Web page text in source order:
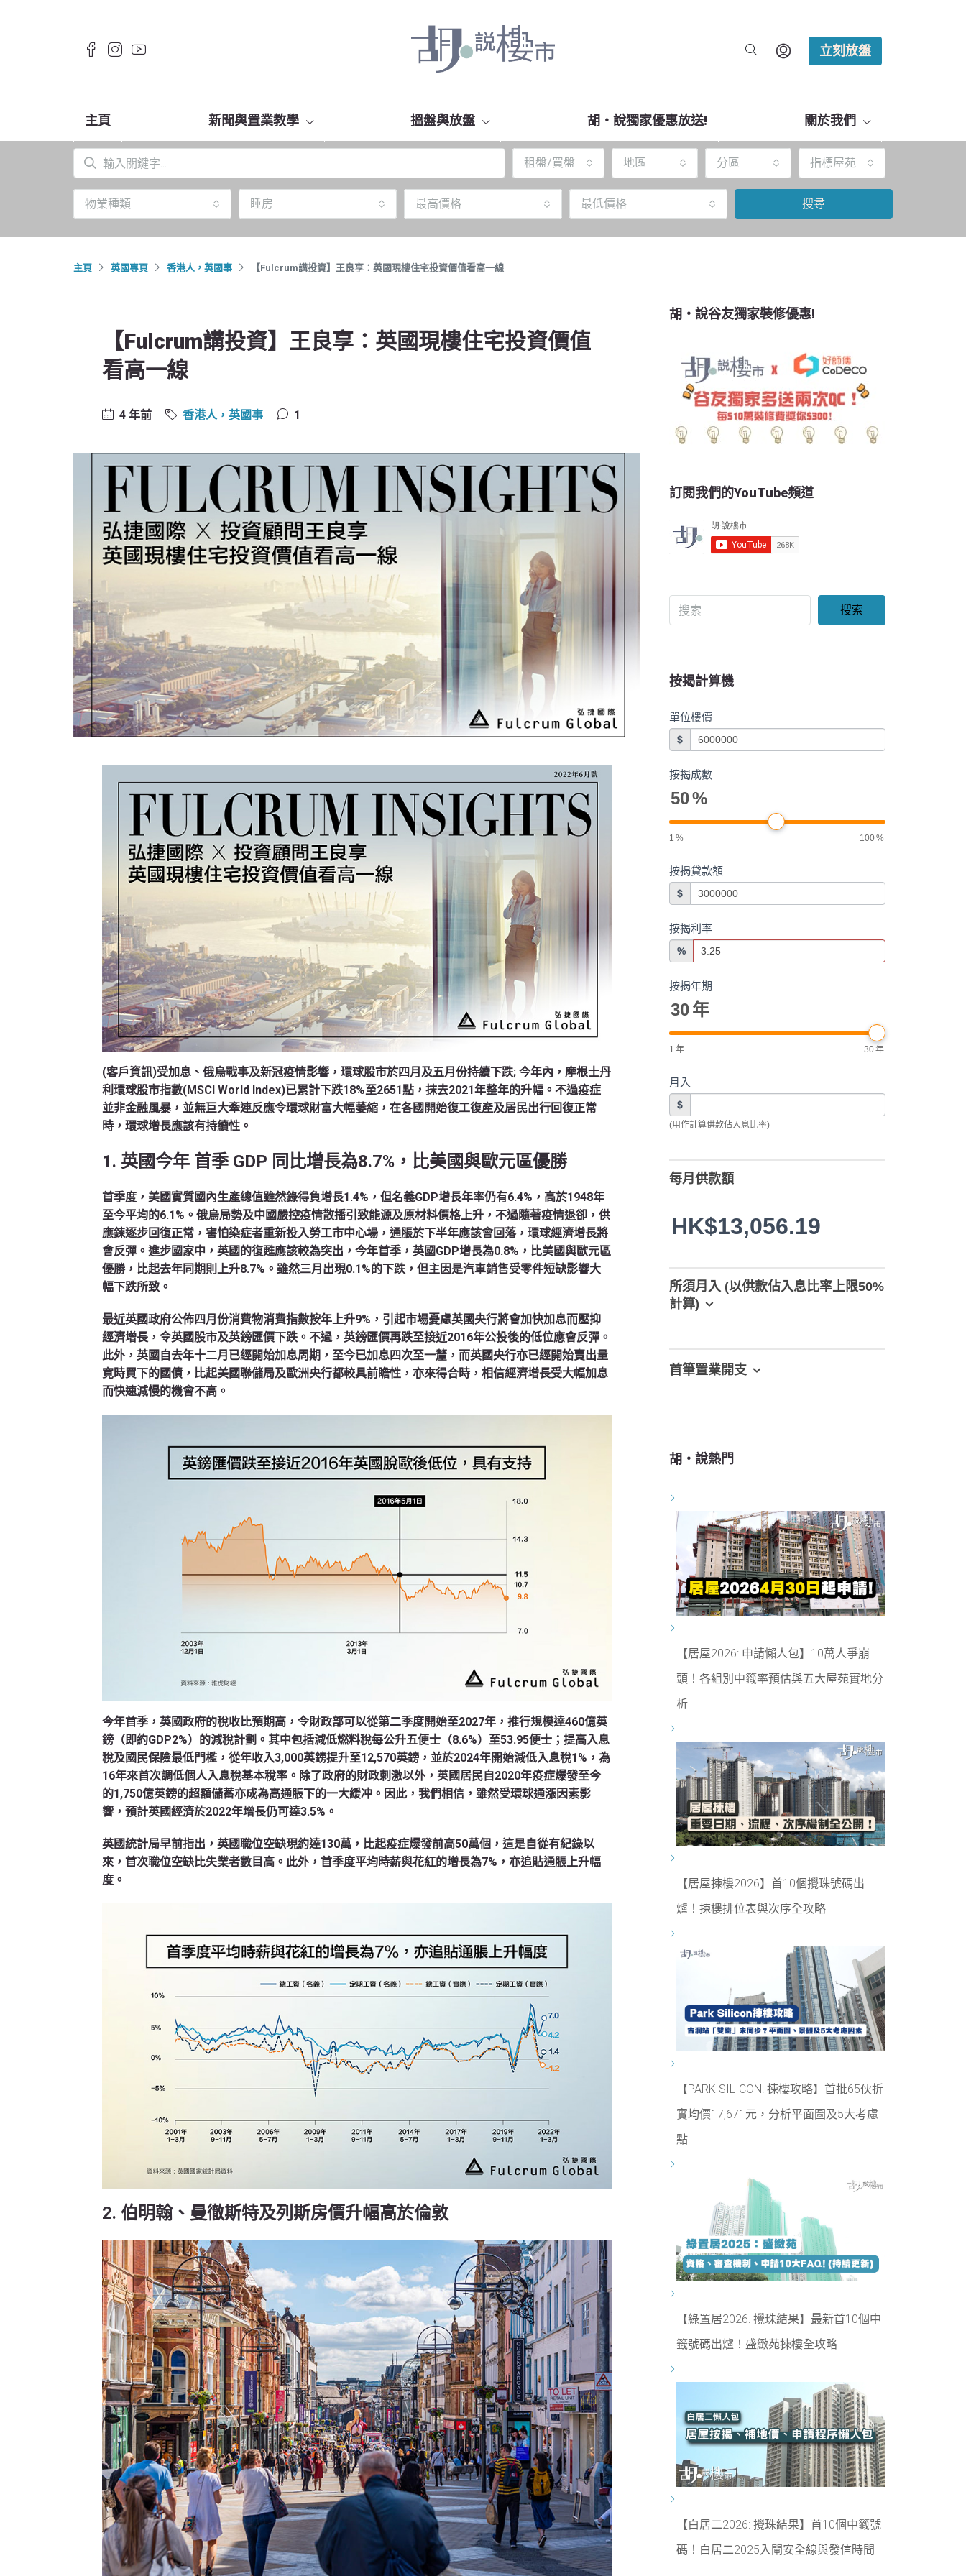
立刻放盤
主頁 新聞與置業教學 搵盤與放盤 胡‧說獨家優惠放送! 關於我們
租盤/買盤 地區 分區 指標屋苑
物業種類 睡房 最高價格 最低價格 搜尋
主頁 英國專頁 香港人，英國事 【Fulcrum講投資】王良享：英國現樓住宅投資價值看高一線
【Fulcrum講投資】王良享：英國現樓住宅投資價值
看高一線
4 年前 香港人，英國事 1
(客戶資訊)受加息、俄烏戰事及新冠疫情影響，環球股市於四月及五月份持續下跌; 今年內，摩根士丹
利環球股市指數(MSCI World Index)已累計下跌18%至2651點，抹去2021年整年的升幅。不過疫症
並非金融風暴，並無巨大牽連反應令環球財富大幅萎縮，在各國開始復工復產及居民出行回復正常
時，環球增長應該有持續性。
1. 英國今年 首季 GDP 同比增長為8.7%，比美國與歐元區優勝
首季度，美國實質國內生產總值雖然錄得負增長1.4%，但名義GDP增長年率仍有6.4%，高於1948年
至今平均的6.1%。俄烏局勢及中國嚴控疫情散播引致能源及原材料價格上升，不過隨著疫情退卻，供
應鍊逐步回復正常，害怕染症者重新投入勞工市中心場，通脹於下半年應該會回落，環球經濟增長將
會反彈。進步國家中，英國的復甦應該較為突出，今年首季，英國GDP增長為0.8%，比美國與歐元區
優勝，比起去年同期則上升8.7%。雖然三月出現0.1%的下跌，但主因是汽車銷售受零件短缺影響大
幅下跌所致。
最近英國政府公佈四月份消費物消費指數按年上升9%，引起市場憂慮英國央行將會加快加息而壓抑
經濟增長，令英國股市及英鎊匯價下跌。不過，英鎊匯價再跌至接近2016年公投後的低位應會反彈。
此外，英國自去年十二月已經開始加息周期，至今已加息四次至一釐，而英國央行亦已經開始賣出量
寛時買下的國債，比起美國聯儲局及歐洲央行都較具前瞻性，亦來得合時，相信經濟增長受大幅加息
而快速減慢的機會不高。
今年首季，英國政府的稅收比預期高，令財政部可以從第二季度開始至2027年，推行規模達460億英
鎊（即約GDP2%）的減稅計劃。其中包括減低燃料稅每公升五便士（8.6%）至53.95便士；提高入息
稅及國民保險最低門檻，從年收入3,000英鎊提升至12,570英鎊，並於2024年開始減低入息稅1%，為
16年來首次調低個人入息稅基本稅率。除了政府的財政刺激以外，英國居民自2020年疫症爆發至今
的1,750億英鎊的超額儲蓄亦成為高通脹下的一大緩冲。因此，我們相信，雖然受環球通漲因素影
響，預計英國經濟於2022年增長仍可達3.5%。
英國統計局早前指出，英國職位空缺現約達130萬，比起疫症爆發前高50萬個，這是自從有紀錄以
來，首次職位空缺比失業者數目高。此外，首季度平均時薪與花紅的增長為7%，亦追貼通脹上升幅
度。
2. 伯明翰、曼徹斯特及列斯房價升幅高於倫敦
胡‧說谷友獨家裝修優惠!
訂閱我們的YouTube頻道
搜索
按揭計算機
單位樓價
$
按揭成數
50%
1 % 100%
按揭貸款額
$
按揭利率
%
按揭年期
30年
1 年 30年
月入
$
(用作計算供款佔入息比率)
每月供款額
HK$13,056.19
所須月入 (以供款佔入息比率上限50%
計算)
首筆置業開支
胡‧說熱門
【居屋2026: 申請懶人包】10萬人爭崩
頭！各組別中籤率預估與五大屋苑實地分
析
【居屋揀樓2026】首10個攪珠號碼出
爐！揀樓排位表與次序全攻略
【PARK SILICON: 揀樓攻略】首批65伙折
實均價17,671元，分析平面圖及5大考慮
點!
【綠置居2026: 攪珠結果】最新首10個中
籤號碼出爐！盛緻苑揀樓全攻略
【白居二2026: 攪珠結果】首10個中籤號
碼！白居二2025入閘安全線與發信時間